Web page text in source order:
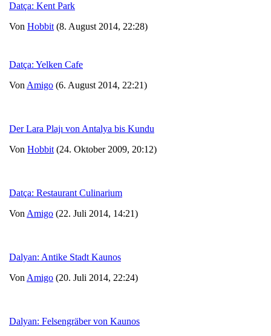
Datça: Kent Park
Von Hobbit (8. August 2014, 22:28)
Datça: Yelken Cafe
Von Amigo (6. August 2014, 22:21)
Der Lara Plajı von Antalya bis Kundu
Von Hobbit (24. Oktober 2009, 20:12)
Datça: Restaurant Culinarium
Von Amigo (22. Juli 2014, 14:21)
Dalyan: Antike Stadt Kaunos
Von Amigo (20. Juli 2014, 22:24)
Dalyan: Felsengräber von Kaunos